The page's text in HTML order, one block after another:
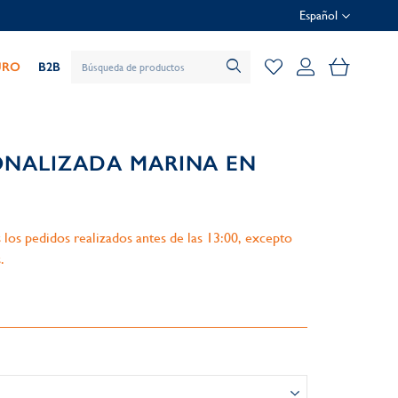
Español
B2B Mi cesta
MARINA EN
pedidos realizados antes de las 13:00, excepto